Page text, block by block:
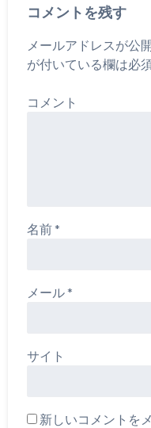
コメントを残す
メールアドレスが公
が付いている欄は必
コメント
名前*
メール*
サイト
新しいコメントを